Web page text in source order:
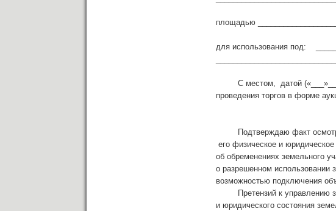
площадью
для использования под:
С местом, датой
проведения торгов в форме
Подтверждаю факт осмотра
его физическое и
об обременениях земельного
о разрешенном использовании
возможностью подключения
Претензий к управлению
и юридического состояния